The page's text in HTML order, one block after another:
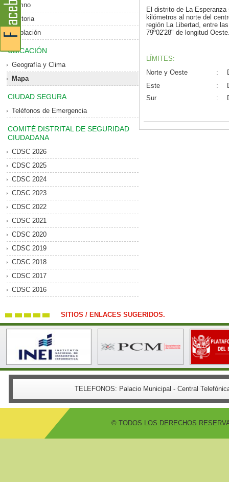
Himno
Historia
Población
UBICACIÓN
Geografía y Clima
Mapa
CIUDAD SEGURA
Teléfonos de Emergencia
COMITÉ DISTRITAL DE SEGURIDAD
CIUDADANA
CDSC 2026
CDSC 2025
CDSC 2024
CDSC 2023
CDSC 2022
CDSC 2021
CDSC 2020
CDSC 2019
CDSC 2018
CDSC 2017
CDSC 2016
El distrito de La
kilómetros al norte del
región La Libertad, entre
79º02'28" de longitud
LÍMITES:
Norte y Oeste
:
Este
:
Sur
:
SITIOS / ENLACES SUGERIDOS.
TELEFONOS: Palacio Municipal - Central
© TODOS LOS DERECHOS